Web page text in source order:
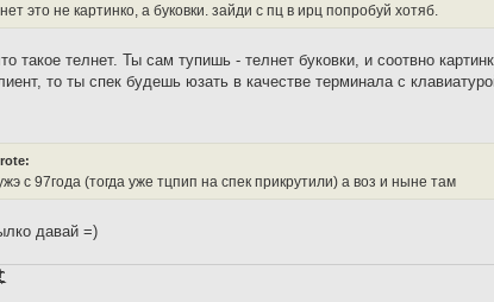
это не картинко, а буковки. зайди с пц в ирц попробуй хотяб.
такое телнет. Ты сам тупишь - телнет буковки, и соотвно
то ты спек будешь юзать в качестве терминала с
с 97года (тогда уже тцпип на спек прикрутили) а воз и ныне там
давай =)